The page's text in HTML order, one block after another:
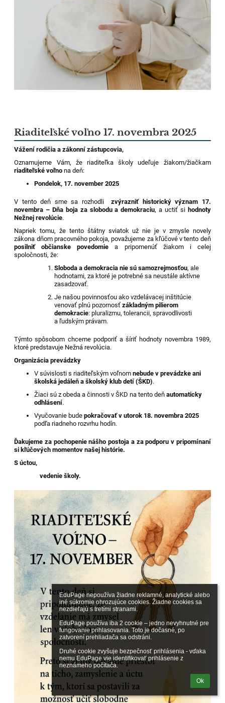
EduPage nepoužíva žiadne reklamné, analytické alebo
iné súkromie ohrozujúce cookies. Žiadne cookies sa
nezdieľajú s tretími stranami.
EduPage používa iba 2 cookie – jedno nevyhnutné pre
fungovanie prihlasovania. Toto je dočasné, po
zatvorení prehliadača sa odstráni.
Druhé cookie zvyšuje bezpečnosť prihlásenia - vďaka
nemu EduPage vie identifikovať prihlásenie z
neznámeho počítača.
Ok
Riaditeľské voľno 17. novembra 2025
Vážení rodičia a zákonní zástupcovia,
Oznamujeme Vám, že riaditeľka školy udeľuje žiakom/žiačkam
riaditeľské voľno na deň:
Pondelok, 17. november 2025
V tento deň sme sa rozhodlizvýrazniť historický význam 17.
novembra – Dňa boja za slobodu a demokraciu, a uctiť si hodnoty
Nežnej revolúcie.
Napriek tomu, že tento štátny sviatok už nie je v zmysle novely
zákona dňom pracovného pokoja, považujeme za kľúčové v tento deň
posilniť občianske povedomie a pripomenúť žiakom i celej
spoločnosti, že:
Sloboda a demokracia nie sú samozrejmosťou, ale
hodnotami, za ktoré je potrebné sa neustále aktívne
zasadzovať.
Je našou povinnosťou ako vzdelávacej inštitúcie
venovať plnú pozornosťzákladným pilierom
demokracie: pluralizmu, tolerancii, spravodlivosti
a ľudským právam.
Týmto spôsobom chceme podporiť a šíriť hodnoty novembra 1989,
ktoré predstavuje Nežná revolúcia.
Organizácia prevádzky
V súvislosti s riaditeľským voľnomnebude v prevádzke ani
školská jedáleň a školský klub detí (ŠKD).
Žiaci sú z obeda a činnosti v ŠKD na tento deňautomaticky
odhlásení.
Vyučovanie budepokračovať v utorok 18. novembra 2025
podľa riadneho rozvrhu hodín.
Ďakujeme za pochopenie nášho postoja a za podporu v pripomínaní
si kľúčových momentov našej histórie.
S úctou,
vedenie školy.